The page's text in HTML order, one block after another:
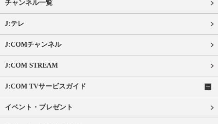
チャンネル一覧
J:テレ
J:COMチャンネル
J:COM STREAM
J:COM TVサービスガイド
イベント・プレゼント